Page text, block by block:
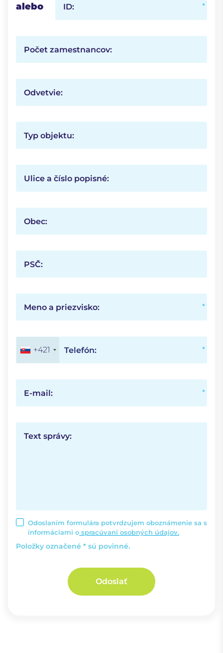
alebo ID:
Počet zamestnancov:
Odvetvie:
Typ objektu:
Ulice a číslo popisné:
Obec:
PSČ:
Meno a priezvisko:
Telefón:
+421
E-mail:
Text správy:
Odoslaním formulára potvrdzujem oboznámenie sa s
informáciami o spracúvaní osobných údajov.
Položky označené * sú povinné.
Odoslať